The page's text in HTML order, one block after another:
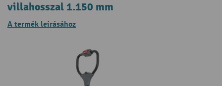
villahosszal 1.150 mm
A termék leírásához